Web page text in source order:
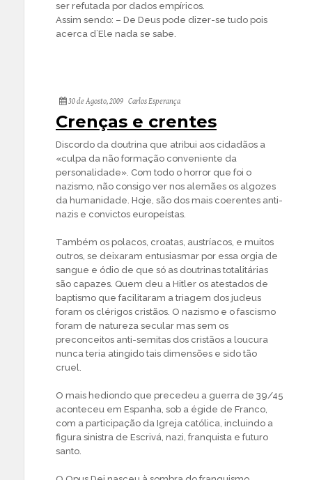
ser refutada por dados empíricos.
Assim sendo: – De Deus pode dizer-se tudo pois
acerca d`Ele nada se sabe.
30 de Agosto, 2009 Carlos Esperança
Crenças e crentes
Discordo da doutrina que atribui aos cidadãos a
«culpa da não formação conveniente da
personalidade». Com todo o horror que foi o
nazismo, não consigo ver nos alemães os algozes
da humanidade. Hoje, são dos mais coerentes anti-
nazis e convictos europeístas.
Também os polacos, croatas, austríacos, e muitos
outros, se deixaram entusiasmar por essa orgia de
sangue e ódio de que só as doutrinas totalitárias
são capazes. Quem deu a Hitler os atestados de
baptismo que facilitaram a triagem dos judeus
foram os clérigos cristãos. O nazismo e o fascismo
foram de natureza secular mas sem os
preconceitos anti-semitas dos cristãos a loucura
nunca teria atingido tais dimensões e sido tão
cruel.
O mais hediondo que precedeu a guerra de 39/45
aconteceu em Espanha, sob a égide de Franco,
com a participação da Igreja católica, incluindo a
figura sinistra de Escrivá, nazi, franquista e futuro
santo.